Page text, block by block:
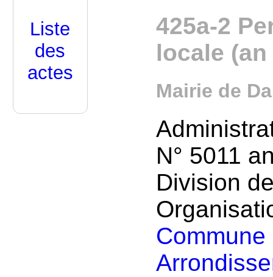
425a-2
locale (an
Mairie de
N° 5011
Division
Liste
des
actes